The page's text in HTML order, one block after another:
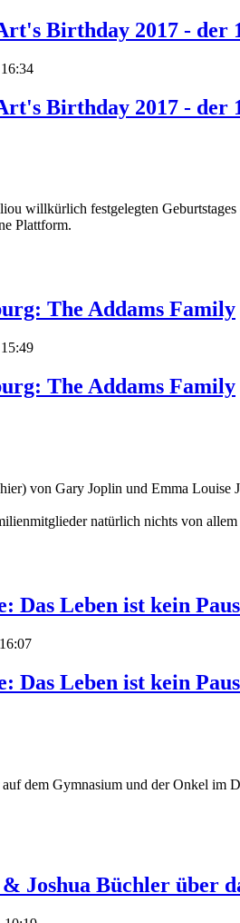
Birthday 2017 - der
Birthday 2017 - der
willkürlich festgelegten
Plattform.
The Addams Family
The Addams Family
von Gary Joplin und Emma Louise
natürlich nichts von
Leben ist kein
Leben ist kein
dem Gymnasium und der Onkel im
Joshua Büchler über